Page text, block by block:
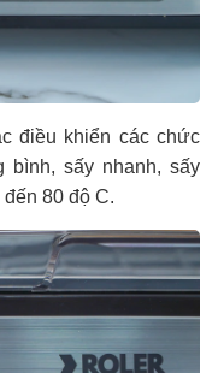
điều khiển các chức
bình, sấy nhanh, sấy
80 độ C.